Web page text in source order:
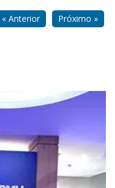
« Anterior Próximo »